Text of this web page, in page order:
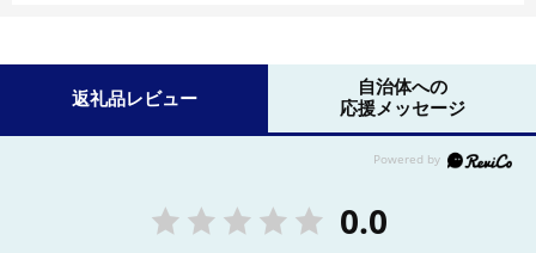
返礼品レビュー
自治体への
応援メッセージ
0.0